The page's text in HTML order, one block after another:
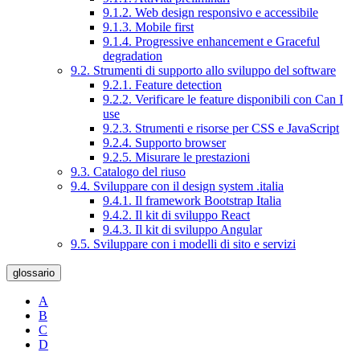
9.1.2. Web design responsivo e accessibile
9.1.3. Mobile first
9.1.4. Progressive enhancement e Graceful
degradation
9.2. Strumenti di supporto allo sviluppo del software
9.2.1. Feature detection
9.2.2. Verificare le feature disponibili con Can I
use
9.2.3. Strumenti e risorse per CSS e JavaScript
9.2.4. Supporto browser
9.2.5. Misurare le prestazioni
9.3. Catalogo del riuso
9.4. Sviluppare con il design system .italia
9.4.1. Il framework Bootstrap Italia
9.4.2. Il kit di sviluppo React
9.4.3. Il kit di sviluppo Angular
9.5. Sviluppare con i modelli di sito e servizi
glossario
A
B
C
D